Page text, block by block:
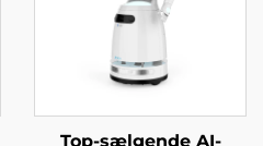
Top-sælgende AI-